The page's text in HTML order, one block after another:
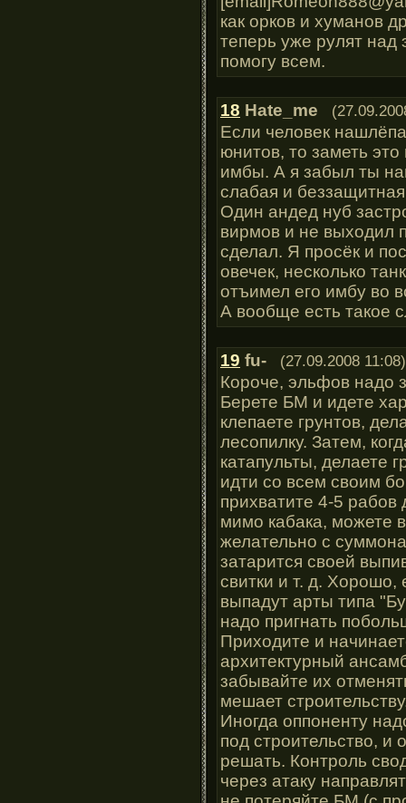
как орков и хуманов
теперь уже рулят
помогу всем.
18 Hate_me
Если человек
юнитов, то заметь
имбы. А я забыл ты
слабая и
Один андед нуб
вирмов и не выходил
сделал. Я просёк и
овечек, несколько
отъимел его имбу
А вообще есть такое
19 fu- (27.09.2008 11:08)
Короче, эльфов надо
Берете БМ и идете
клепаете грунтов,
лесопилку. Затем,
катапульты, делаете
идти со всем своим
прихватите 4-5 рабов
мимо кабака, можете
желательно с
затарится своей
свитки и т. д. Хорошо,
выпадут арты типа
надо пригнать
Приходите и
архитектурный
забывайте их
мешает
Иногда оппоненту
под строительство, и
решать. Контроль
через атаку